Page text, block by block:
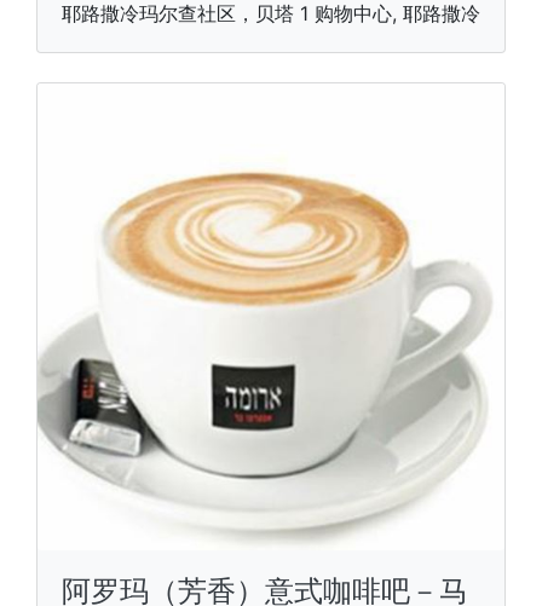
耶路撒冷玛尔查社区，贝塔 1 购物中心, 耶路撒冷
阿罗玛（芳香）意式咖啡吧－马